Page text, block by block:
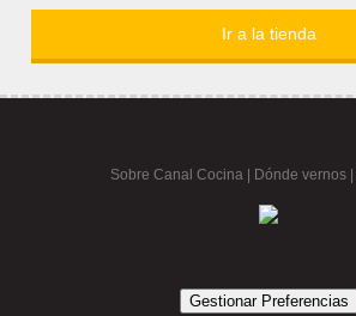
Ir a la tienda
Sobre Canal Cocina Dónde vernos |
Gestionar Preferencias